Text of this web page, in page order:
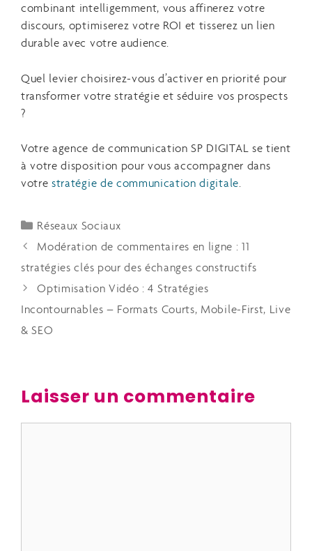
combinant intelligemment, vous affinerez votre
discours, optimiserez votre ROI et tisserez un lien
durable avec votre audience.
Quel levier choisirez-vous d’activer en priorité pour
transformer votre stratégie et séduire vos prospects
?
Votre agence de communication SP DIGITAL se tient
à votre disposition pour vous accompagner dans
votrestratégie de communication digitale.
Réseaux Sociaux
Modération de commentaires en ligne : 11
stratégies clés pour des échanges constructifs
Optimisation Vidéo : 4 Stratégies
Incontournables – Formats Courts, Mobile-First, Live
& SEO
Laisser un commentaire